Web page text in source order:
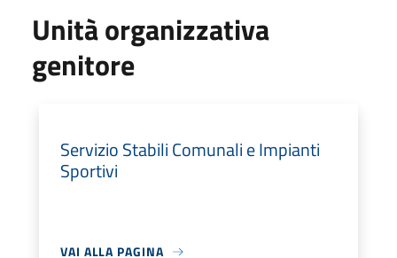
Unità organizzativa
genitore
Servizio Stabili Comunali e Impianti
Sportivi
VAI ALLA PAGINA